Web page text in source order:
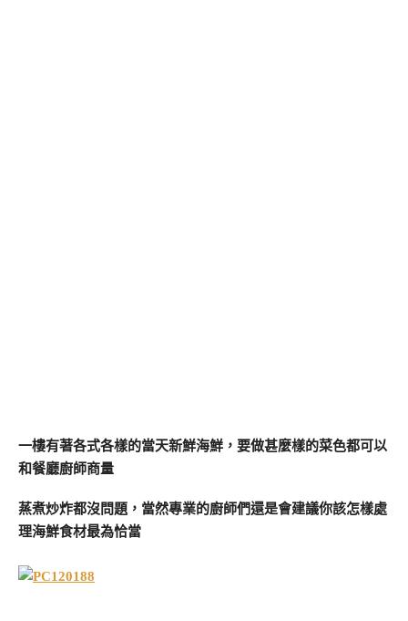
一樓有著各式各樣的當天新鮮海鮮，要做甚麼樣的菜色都可以
和餐廳廚師商量
蒸煮炒炸都沒問題，當然專業的廚師們還是會建議你該怎樣處
理海鮮食材最為恰當